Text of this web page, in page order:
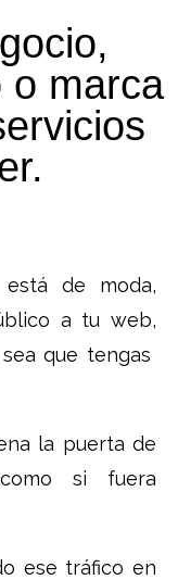
o marca
está de moda,
a tu web,
que tengas
la puerta de
si fuera
ese tráfico en